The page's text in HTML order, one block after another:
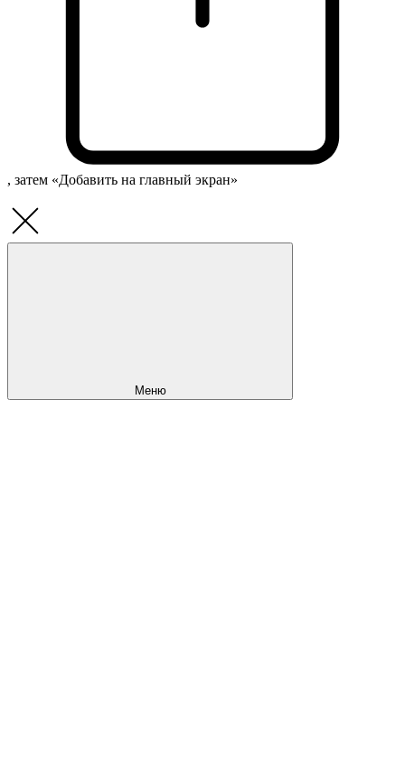
, затем «Добавить на главный экран»
Меню